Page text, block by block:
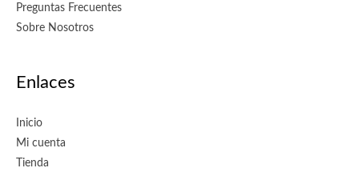
Preguntas Frecuentes
Sobre Nosotros
Enlaces
Inicio
Mi cuenta
Tienda